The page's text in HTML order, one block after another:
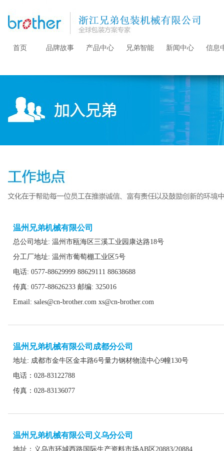
首页 品牌故事 产品中心 兄弟智能 新闻中心 信息
温州兄弟机械有限公司
总公司地址: 温州市瓯海区三溪工业园康达路18号
分工厂地址: 温州市葡萄棚工业区5号
电话: 0577-88629999 88629111 88638688
传真: 0577-88626233 邮编: 325016
Email: sales@cn-brother.com xs@cn-brother.com
温州兄弟机械有限公司成都分公司
地址: 成都市金牛区金丰路6号量力钢材物流中心9幢130号
电话：028-83122788
传真：028-83136077
温州兄弟机械有限公司义乌分公司
地址：义乌市环城西路国际生产资料市场AB区20883/20884